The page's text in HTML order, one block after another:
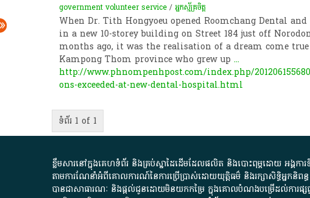
government volunteer service/​អ្នកស្ម័គ្រចិត្ត
When Dr. Tith Hongyoeu opened Roomchang Dental
in a new 10-storey building on Street 184 just off
months ago, it was the realisation of a dream come
Kampong Thom province who grew up ...
http://www.phnompenhpost.com/index.php/
ons-exceeded-at-new-dental-hospital.html
ទំព័រ 1 of 1
ខ្លឹមសារ​នៅ​ក្នុង​គេហទំព័រ និង​គ្រប់​ស្នា​ដៃ​ដើម​ដែល​ផលិត​ និង​បោះពុម្ព​ដោយ​ អង្គកា
តាមការ​ណែនាំ​អំពី​គោលការណ៍​នៃ​ការ​ប្រើប្រាស់​ដោយ​យុត្តិធម៌​ និង​រក្សាសិទ្ធិអ្នកនិ
បានជា​សាធារណៈ​ និង​ផ្តល់​ជូន​ដោយ​មិន​យក​កម្រៃ​ ក្នុង​គោលបំណង​បម្រើ​ដល់ការ​ផ្សព្វ